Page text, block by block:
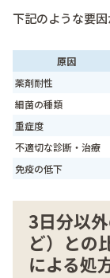
下記のような要
原因
薬剤耐性
細菌の種類
重症度
不適切な診断・治療
免疫の低下
3日分以
ど）との
による処